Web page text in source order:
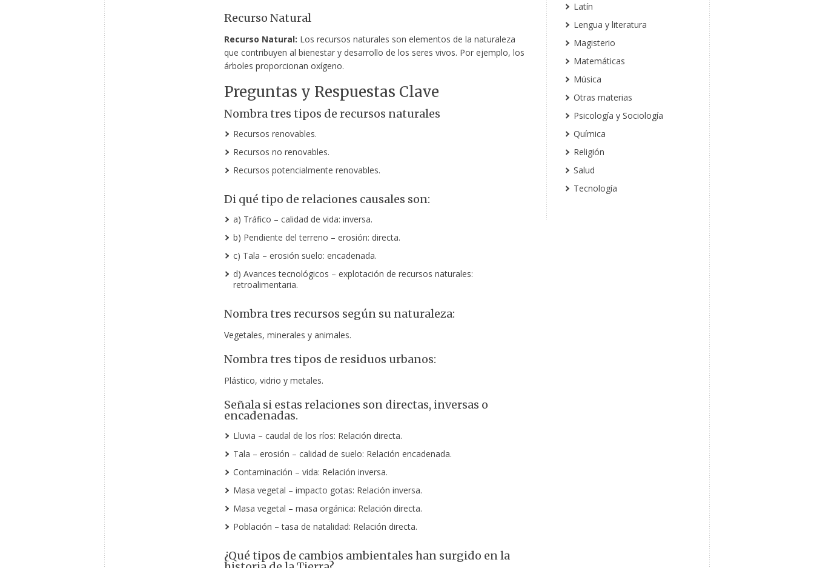
Recurso Natural
Recurso Natural: Los recursos naturales son elementos de la naturaleza
que contribuyen al bienestar y desarrollo de los seres vivos. Por ejemplo, los
árboles proporcionan oxígeno.
Preguntas y Respuestas Clave
Nombra tres tipos de recursos naturales
Recursos renovables.
Recursos no renovables.
Recursos potencialmente renovables.
Di qué tipo de relaciones causales son:
a) Tráfico – calidad de vida: inversa.
b) Pendiente del terreno – erosión: directa.
c) Tala – erosión suelo: encadenada.
d) Avances tecnológicos – explotación de recursos naturales:
retroalimentaria.
Nombra tres recursos según su naturaleza:
Vegetales, minerales y animales.
Nombra tres tipos de residuos urbanos:
Plástico, vidrio y metales.
Señala si estas relaciones son directas, inversas o
encadenadas.
Lluvia – caudal de los ríos: Relación directa.
Tala – erosión – calidad de suelo: Relación encadenada.
Contaminación – vida: Relación inversa.
Masa vegetal – impacto gotas: Relación inversa.
Masa vegetal – masa orgánica: Relación directa.
Población – tasa de natalidad: Relación directa.
¿Qué tipos de cambios ambientales han surgido en la
Latín
Lengua y literatura
Magisterio
Matemáticas
Música
Otras materias
Psicología y Sociología
Química
Religión
Salud
Tecnología